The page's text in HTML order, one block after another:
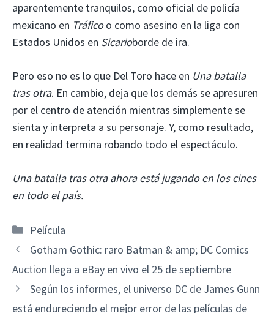
aparentemente tranquilos, como oficial de policía
mexicano en Tráficoo como asesino en la liga con
Estados Unidos en Sicarioborde de ira.
Pero eso no es lo que Del Toro hace en Una batalla
tras otra. En cambio, deja que los demás se apresuren
por el centro de atención mientras simplemente se
sienta y interpreta a su personaje. Y, como resultado,
en realidad termina robando todo el espectáculo.
Una batalla tras otra ahora está jugando en los cines
en todo el país.
Categorías
Película
Gotham Gothic: raro Batman & amp; DC Comics
Auction llega a eBay en vivo el 25 de septiembre
Según los informes, el universo DC de James Gunn
está endureciendo el mejor error de las películas de